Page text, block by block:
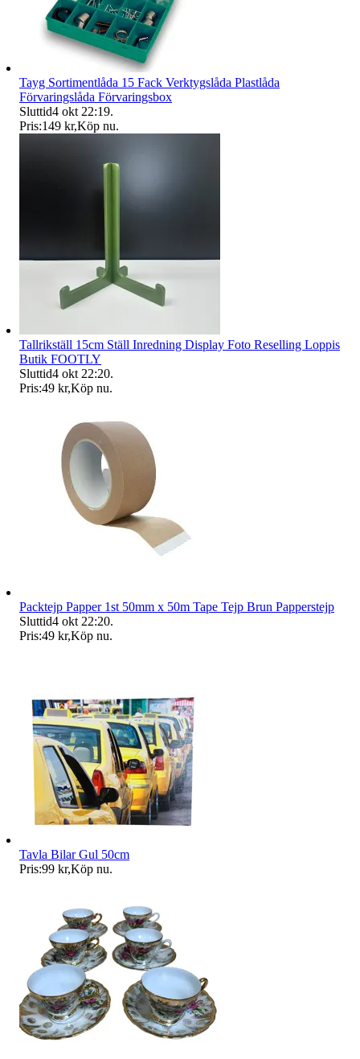
Tayg Sortimentlåda 15 Fack Verktygslåda Plastlåda
Förvaringslåda Förvaringsbox
Sluttid4 okt 22:19.
Pris:149 kr,Köp nu.
Tallrikställ 15cm Ställ Inredning Display Foto Reselling Loppis
Butik FOOTLY
Sluttid4 okt 22:20.
Pris:49 kr,Köp nu.
Packtejp Papper 1st 50mm x 50m Tape Tejp Brun Papperstejp
Sluttid4 okt 22:20.
Pris:49 kr,Köp nu.
Tavla Bilar Gul 50cm
Pris:99 kr,Köp nu.